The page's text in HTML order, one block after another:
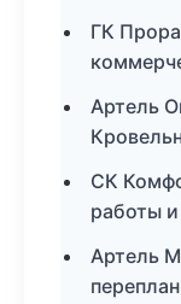
ГК
Артель
СК
работы
Артель